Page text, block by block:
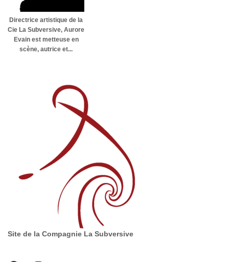
Directrice artistique de la
Cie La Subversive, Aurore
Evain est metteuse en
scène, autrice et...
Site de la Compagnie La Subversive